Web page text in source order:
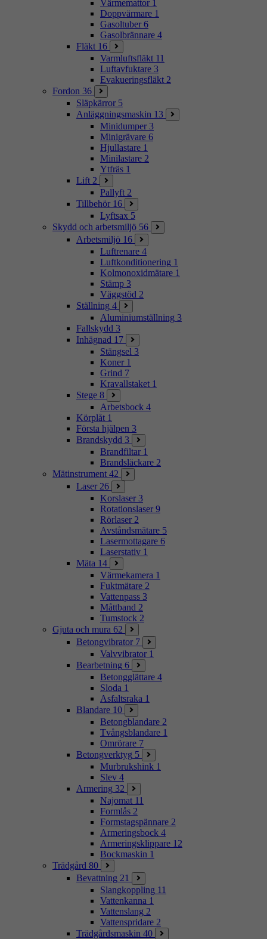
Värmemattor 1
Doppvärmare 1
Gasoltuber 6
Gasolbrännare 4
Fläkt 16
Varmluftsfläkt 11
Luftavfuktare 3
Evakueringsfläkt 2
Fordon 36
Släpkärror 5
Anläggningsmaskin 13
Minidumper 3
Minigrävare 6
Hjullastare 1
Minilastare 2
Ytfräs 1
Lift 2
Pallyft 2
Tillbehör 16
Lyftsax 5
Skydd och arbetsmiljö 56
Arbetsmiljö 16
Luftrenare 4
Luftkonditionering 1
Kolmonoxidmätare 1
Stämp 3
Väggstöd 2
Ställning 4
Aluminiumställning 3
Fallskydd 3
Inhägnad 17
Stängsel 3
Koner 1
Grind 7
Kravallstaket 1
Stege 8
Arbetsbock 4
Körplåt 1
Första hjälpen 3
Brandskydd 3
Brandfiltar 1
Brandsläckare 2
Mätinstrument 42
Laser 26
Korslaser 3
Rotationslaser 9
Rörlaser 2
Avståndsmätare 5
Lasermottagare 6
Laserstativ 1
Mäta 14
Värmekamera 1
Fuktmätare 2
Vattenpass 3
Måttband 2
Tumstock 2
Gjuta och mura 62
Betongvibrator 7
Valvvibrator 1
Bearbetning 6
Betongglättare 4
Sloda 1
Asfaltsraka 1
Blandare 10
Betongblandare 2
Tvångsblandare 1
Omrörare 7
Betongverktyg 5
Murbrukshink 1
Slev 4
Armering 32
Najomat 11
Formlås 2
Formstagspännare 2
Armeringsbock 4
Armeringsklippare 12
Bockmaskin 1
Trädgård 80
Bevattning 21
Slangkoppling 11
Vattenkanna 1
Vattenslang 2
Vattenspridare 2
Trädgårdsmaskin 40